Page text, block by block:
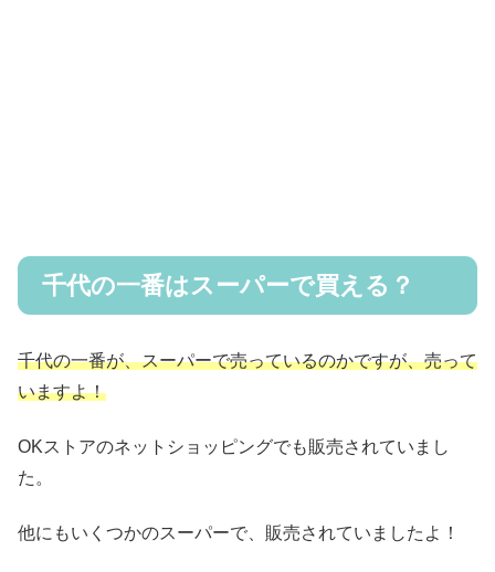
千代の一番はスーパーで買える？
千代の一番が、スーパーで売っているのかですが、売って
いますよ！
OKストアのネットショッピングでも販売されていまし
た。
他にもいくつかのスーパーで、販売されていましたよ！